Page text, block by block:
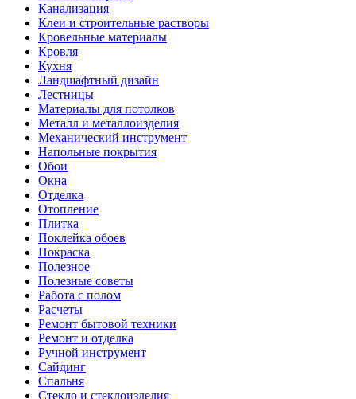
Канализация
Клеи и строительные растворы
Кровельные материалы
Кровля
Кухня
Ландшафтный дизайн
Лестницы
Материалы для потолков
Металл и металлоизделия
Механический инструмент
Напольные покрытия
Обои
Окна
Отделка
Отопление
Плитка
Поклейка обоев
Покраска
Полезное
Полезные советы
Работа с полом
Расчеты
Ремонт бытовой техники
Ремонт и отделка
Ручной инструмент
Сайдинг
Спальня
Стекло и стеклоизделия